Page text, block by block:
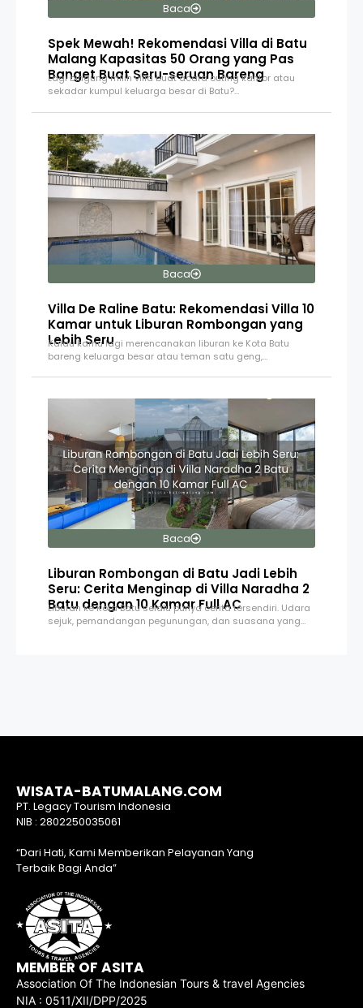
Baca
Spek Mewah! Rekomendasi Villa di Batu
Malang Kapasitas 50 Orang yang Pas
Banget Buat Seru-seruan Bareng
Lagi bingung milih villa buat acara outing kantor atau
sekadar kumpul keluarga besar di Batu?…
Baca
Villa De Raline Batu: Rekomendasi Villa 10
Kamar untuk Liburan Rombongan yang
Lebih Seru
Kalau kamu lagi merencanakan liburan ke Kota Batu
bareng keluarga besar atau teman satu geng,…
Baca
Liburan Rombongan di Batu Jadi Lebih
Seru: Cerita Menginap di Villa Naradha 2
Batu dengan 10 Kamar Full AC
Liburan ke Kota Batu selalu punya cerita tersendiri. Udara
sejuk, pemandangan pegunungan, dan suasana yang…
WISATA-BATUMALANG.COM
PT. Legacy Tourism Indonesia
NIB : 2802250035061
“Dari Hati, Kami Memberikan Pelayanan Yang
Terbaik Bagi Anda”
MEMBER OF ASITA
Association Of The Indonesian Tours & travel Agencies
NIA : 0511/XII/DPP/2025